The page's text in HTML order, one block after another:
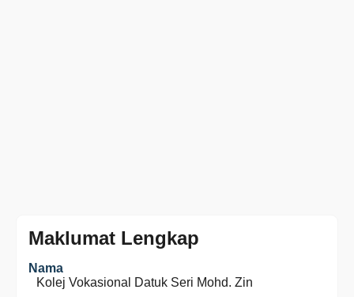
Maklumat Lengkap
Nama
Kolej Vokasional Datuk Seri Mohd. Zin